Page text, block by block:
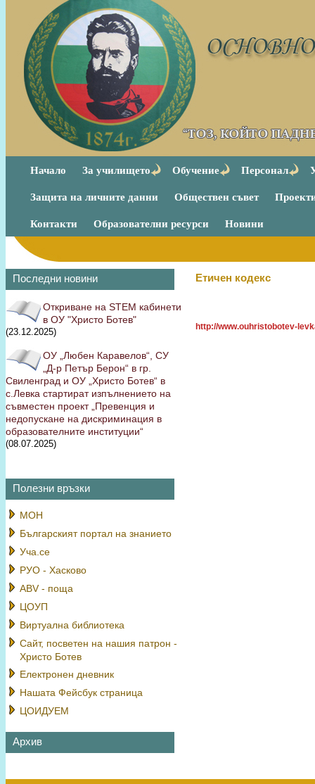
Начало За училището Обучение Персонал
Защита на личните данни Обществен съвет
Контакти Образователни ресурси Новини
Последни новини
Откриване на STEM кабинети
в ОУ "Христо Ботев"
(23.12.2025)
ОУ „Любен Каравелов“, СУ
„Д-р Петър Берон“ в гр.
Свиленград и ОУ „Христо Ботев“ в
с.Левка стартират изпълнението на
съвместен проект „Превенция и
недопускане на дискриминация в
образователните институции“
(08.07.2025)
Полезни връзки
МОН
Българският портал на знанието
Уча.се
РУО - Хасково
ABV - поща
ЦОУП
Виртуална библиотека
Сайт, посветен на нашия патрон -
Христо Ботев
Електронен дневник
Нашата Фейсбук страница
ЦОИДУЕМ
Архив
Етичен кодекс
http://www.ouhristobotev-